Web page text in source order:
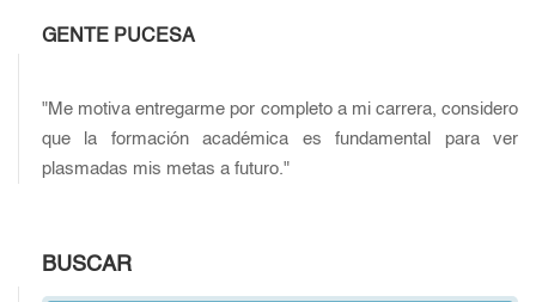
GENTE PUCESA
"Me motiva entregarme por completo a mi carrera, considero
que la formación académica es fundamental para ver
plasmadas mis metas a futuro."
BUSCAR